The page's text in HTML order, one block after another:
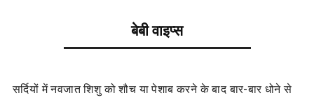
बेबी वाइप्स
सर्दियों में नवजात शिशु को शौच या पेशाब करने के बाद बार-बार धोने से